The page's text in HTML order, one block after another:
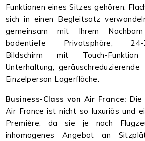
Funktionen eines Sitzes gehören:
sich in einen Begleitsatz
gemeinsam mit Ihrem
bodentiefe Privatsphäre, 24-
Bildschirm mit Touch-
Unterhaltung,
Einzelperson Lagerfläche.
Business-Class von Air France: Die
Air France ist nicht so luxuriös und
Première, da sie je nach
inhomogenes Angebot an